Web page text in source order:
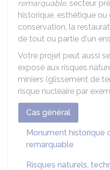
remarquable, secteur
historique, esthétique ou
conservation, la
de tout ou partie d'un
Votre projet peut aussi
exposé aux risques
miniers (glissement de
risque nucléaire par
Cas général
Monument historique
remarquable
Risques naturels,